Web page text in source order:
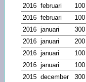
2016 februari
2016 februari
2016 januari
2016 januari
2016 januari
2016 januari
2015 december